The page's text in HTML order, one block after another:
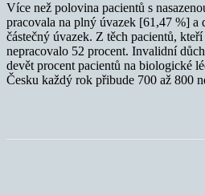
Více než polovina pacientů s
pracovala na plný úvazek [61,47 %] a
částečný úvazek. Z těch pacientů,
nepracovalo 52 procent. Invalidní
devět procent pacientů na biologické
Česku každý rok přibude 700 až 800